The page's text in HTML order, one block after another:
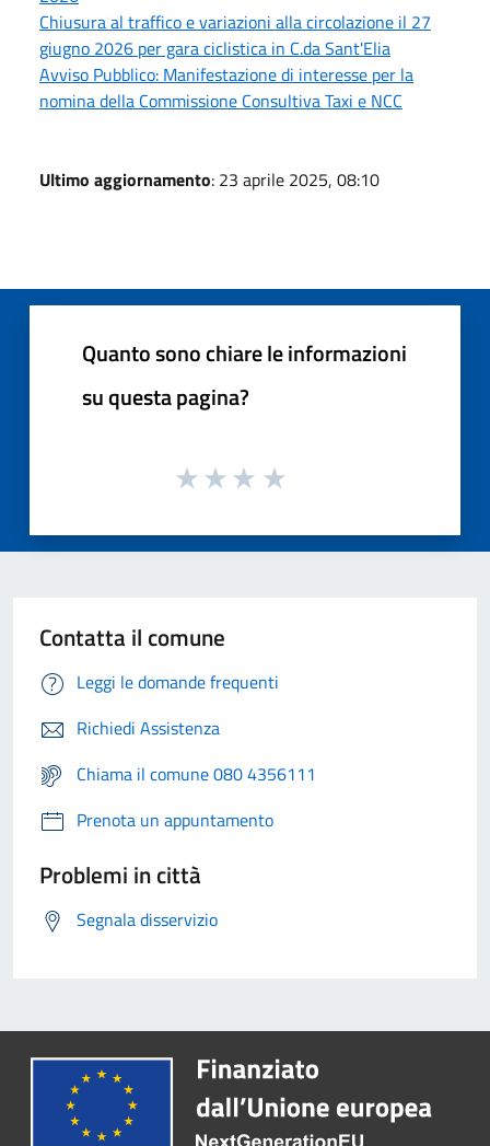
Chiusura al traffico e variazioni alla circolazione il 27
giugno 2026 per gara ciclistica in C.da Sant'Elia
Avviso Pubblico: Manifestazione di interesse per la
nomina della Commissione Consultiva Taxi e NCC
Ultimo aggiornamento: 23 aprile 2025, 08:10
Quanto sono chiare le informazioni
su questa pagina?
Contatta il comune
Leggi le domande frequenti
Richiedi Assistenza
Chiama il comune 080 4356111
Prenota un appuntamento
Problemi in città
Segnala disservizio